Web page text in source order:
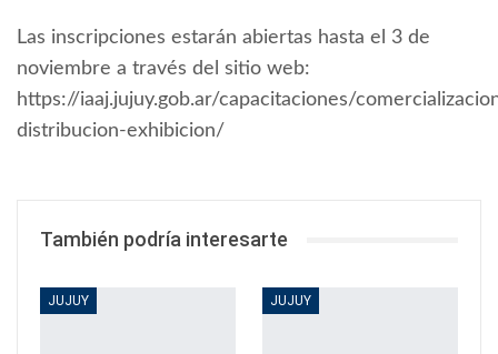
Las inscripciones estarán abiertas hasta el 3 de
noviembre a través del sitio web:
https://iaaj.jujuy.gob.ar/capacitaciones/
distribucion-exhibicion/
También podría interesarte
JUJUY JUJUY